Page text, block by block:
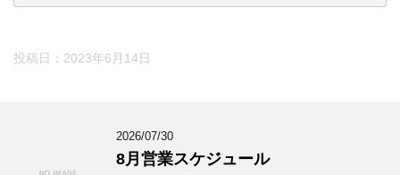
投稿日： 2023年6月14日
2026/07/30
8月営業スケジュール